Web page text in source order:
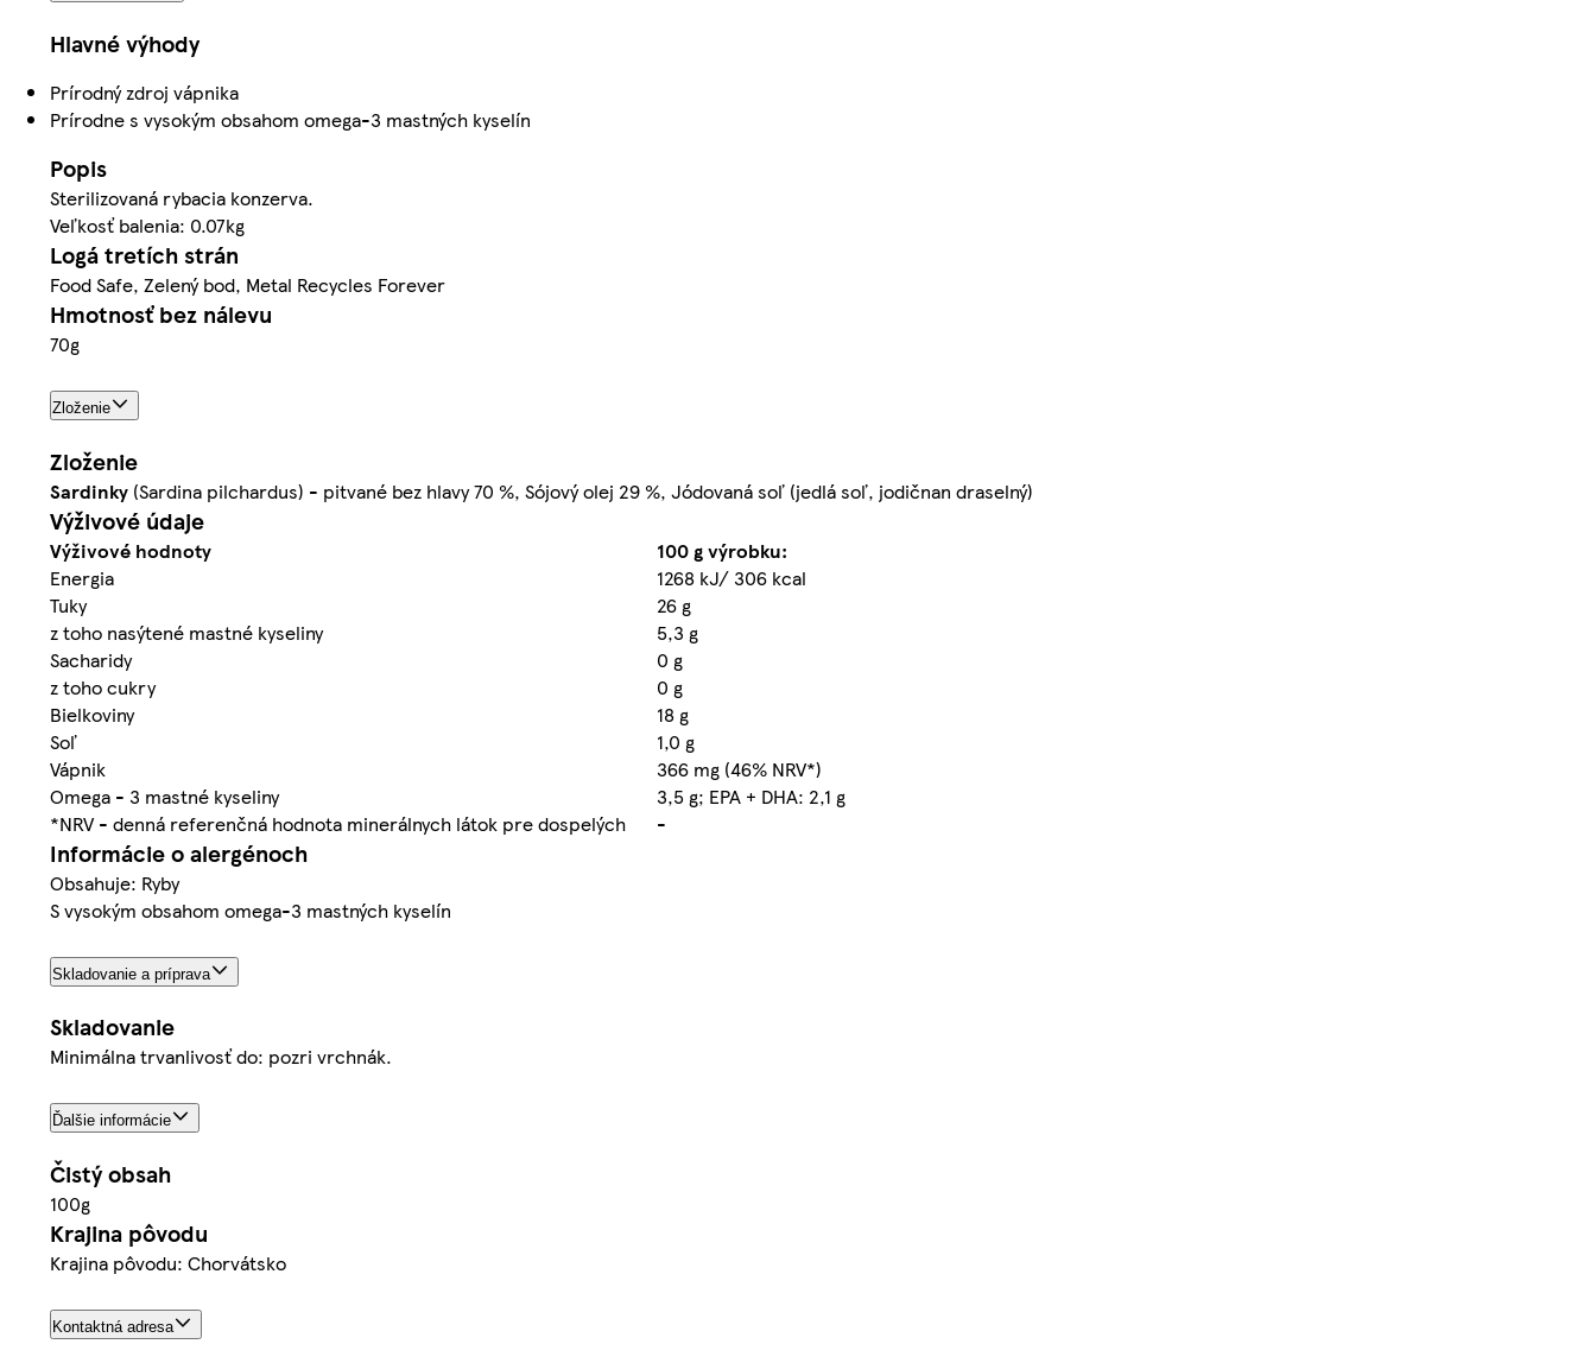
Hlavné výhody
Prírodný zdroj vápnika
Prírodne s vysokým obsahom omega-3 mastných kyselín
Popis
Sterilizovaná rybacia konzerva.
Veľkosť balenia: 0.07kg
Logá tretích strán
Food Safe, Zelený bod, Metal Recycles Forever
Hmotnosť bez nálevu
70g
Zloženie
Zloženie
Sardinky (Sardina pilchardus) - pitvané bez hlavy 70 %, Sójový olej 29 %, Jódovaná soľ (jedlá soľ, jodičnan draselný)
Výživové údaje
Výživové hodnoty
100 g výrobku:
Energia
1268 kJ/ 306 kcal
Tuky
26 g
z toho nasýtené mastné kyseliny
5,3 g
Sacharidy
0 g
z toho cukry
0 g
Bielkoviny
18 g
Soľ
1,0 g
Vápnik
366 mg (46% NRV*)
Omega - 3 mastné kyseliny
3,5 g; EPA + DHA: 2,1 g
*NRV - denná referenčná hodnota minerálnych látok pre dospelých
-
Informácie o alergénoch
Obsahuje: Ryby
S vysokým obsahom omega-3 mastných kyselín
Skladovanie a príprava
Skladovanie
Minimálna trvanlivosť do: pozri vrchnák.
Ďalšie informácie
Čistý obsah
100g
Krajina pôvodu
Krajina pôvodu: Chorvátsko
Kontaktná adresa